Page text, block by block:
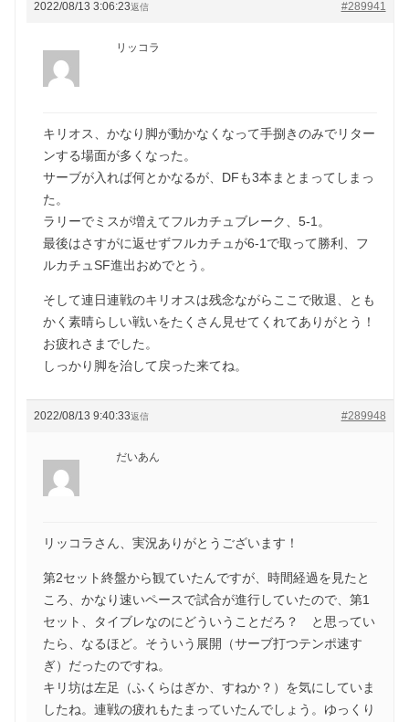
2022/08/13 3:06:23 #289941
返信
リッコラ
キリオス、かなり脚が動かなくなって手捌きのみでリター
ンする場面が多くなった。
サーブが入れば何とかなるが、DFも3本まとまってしまっ
た。
ラリーでミスが増えてフルカチュブレーク、5-1。
最後はさすがに返せずフルカチュが6-1で取って勝利、フ
ルカチュSF進出おめでとう。
そして連日連戦のキリオスは残念ながらここで敗退、とも
かく素晴らしい戦いをたくさん見せてくれてありがとう！
お疲れさまでした。
しっかり脚を治して戻った来てね。
2022/08/13 9:40:33 #289948
返信
だいあん
リッコラさん、実況ありがとうございます！
第2セット終盤から観ていたんですが、時間経過を見たと
ころ、かなり速いペースで試合が進行していたので、第1
セット、タイブレなのにどういうことだろ？ と思ってい
たら、なるほど。そういう展開（サーブ打つテンポ速す
ぎ）だったのですね。
キリ坊は左足（ふくらはぎか、すねか？）を気にしていま
したね。連戦の疲れもたまっていたんでしょう。ゆっくり